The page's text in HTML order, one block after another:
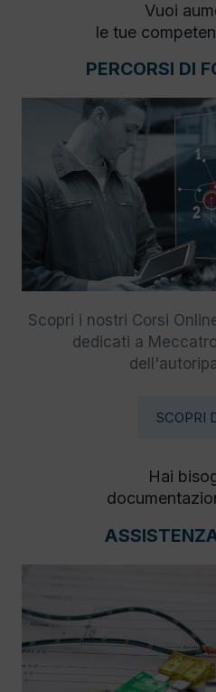
Vuoi
le tue
PERCORSI DI
Scopri i nostri Corsi
dedicati a
SCOPRI
Hai